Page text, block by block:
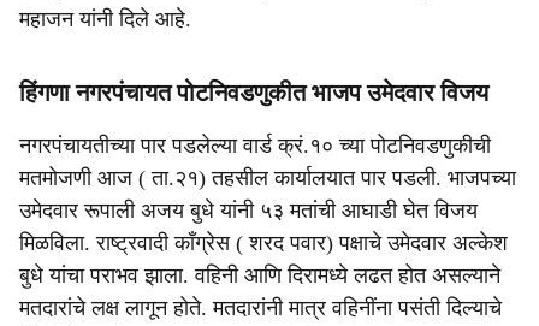
महाजन यांनी दिले आहे.
हिंगणा नगरपंचायत पोटनिवडणुकीत भाजप उमेदवार विजय
नगरपंचायतीच्या पार पडलेल्या वार्ड क्रं.१० च्या पोटनिवडणुकीची
मतमोजणी आज ( ता.२१) तहसील कार्यालयात पार पडली. भाजपच्या
उमेदवार रूपाली अजय बुधे यांनी ५३ मतांची आघाडी घेत विजय
मिळविला. राष्ट्रवादी काँग्रेस ( शरद पवार) पक्षाचे उमेदवार अल्केश
बुधे यांचा पराभव झाला. वहिनी आणि दिरामध्ये लढत होत असल्याने
मतदारांचे लक्ष लागून होते. मतदारांनी मात्र वहिनींना पसंती दिल्याचे